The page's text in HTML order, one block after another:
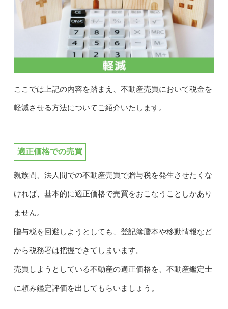
ここでは上記の内容を踏まえ、不動産売買において税金を
軽減させる方法についてご紹介いたします。
適正価格での売買
親族間、法人間での不動産売買で贈与税を発生させたくな
ければ、基本的に適正価格で売買をおこなうことしかあり
ません。
贈与税を回避しようとしても、登記簿謄本や移動情報など
から税務署は把握できてしまいます。
売買しようとしている不動産の適正価格を、不動産鑑定士
に頼み鑑定評価を出してもらいましょう。